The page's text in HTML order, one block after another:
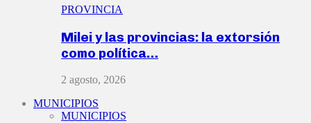
PROVINCIA
Milei y las provincias: la extorsión
como política…
2 agosto, 2026
MUNICIPIOS
MUNICIPIOS